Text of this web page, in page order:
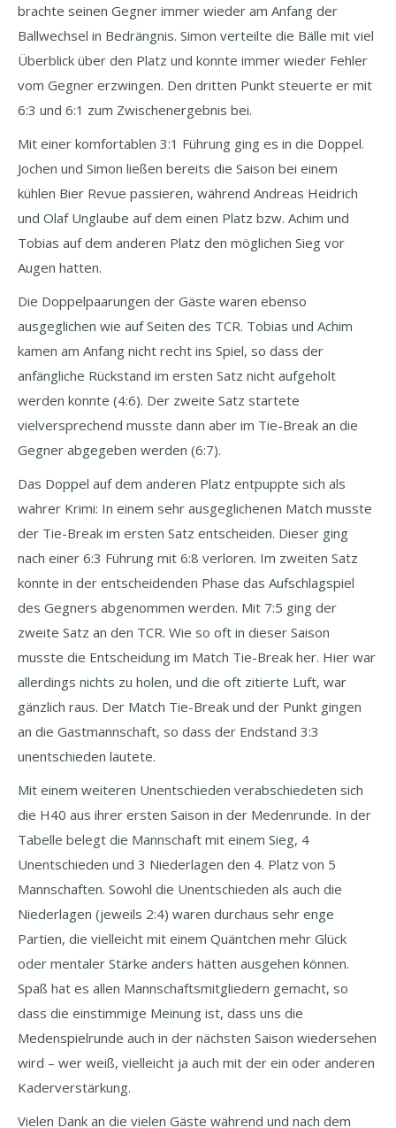
brachte seinen Gegner immer wieder am Anfang der
Ballwechsel in Bedrängnis. Simon verteilte die Bälle mit viel
Überblick über den Platz und konnte immer wieder Fehler
vom Gegner erzwingen. Den dritten Punkt steuerte er mit
6:3 und 6:1 zum Zwischenergebnis bei.
Mit einer komfortablen 3:1 Führung ging es in die Doppel.
Jochen und Simon ließen bereits die Saison bei einem
kühlen Bier Revue passieren, während Andreas Heidrich
und Olaf Unglaube auf dem einen Platz bzw. Achim und
Tobias auf dem anderen Platz den möglichen Sieg vor
Augen hatten.
Die Doppelpaarungen der Gäste waren ebenso
ausgeglichen wie auf Seiten des TCR. Tobias und Achim
kamen am Anfang nicht recht ins Spiel, so dass der
anfängliche Rückstand im ersten Satz nicht aufgeholt
werden konnte (4:6). Der zweite Satz startete
vielversprechend musste dann aber im Tie-Break an die
Gegner abgegeben werden (6:7).
Das Doppel auf dem anderen Platz entpuppte sich als
wahrer Krimi: In einem sehr ausgeglichenen Match musste
der Tie-Break im ersten Satz entscheiden. Dieser ging
nach einer 6:3 Führung mit 6:8 verloren. Im zweiten Satz
konnte in der entscheidenden Phase das Aufschlagspiel
des Gegners abgenommen werden. Mit 7:5 ging der
zweite Satz an den TCR. Wie so oft in dieser Saison
musste die Entscheidung im Match Tie-Break her. Hier war
allerdings nichts zu holen, und die oft zitierte Luft, war
gänzlich raus. Der Match Tie-Break und der Punkt gingen
an die Gastmannschaft, so dass der Endstand 3:3
unentschieden lautete.
Mit einem weiteren Unentschieden verabschiedeten sich
die H40 aus ihrer ersten Saison in der Medenrunde. In der
Tabelle belegt die Mannschaft mit einem Sieg, 4
Unentschieden und 3 Niederlagen den 4. Platz von 5
Mannschaften. Sowohl die Unentschieden als auch die
Niederlagen (jeweils 2:4) waren durchaus sehr enge
Partien, die vielleicht mit einem Quäntchen mehr Glück
oder mentaler Stärke anders hätten ausgehen können.
Spaß hat es allen Mannschaftsmitgliedern gemacht, so
dass die einstimmige Meinung ist, dass uns die
Medenspielrunde auch in der nächsten Saison wiedersehen
wird – wer weiß, vielleicht ja auch mit der ein oder anderen
Kaderverstärkung.
Vielen Dank an die vielen Gäste während und nach dem